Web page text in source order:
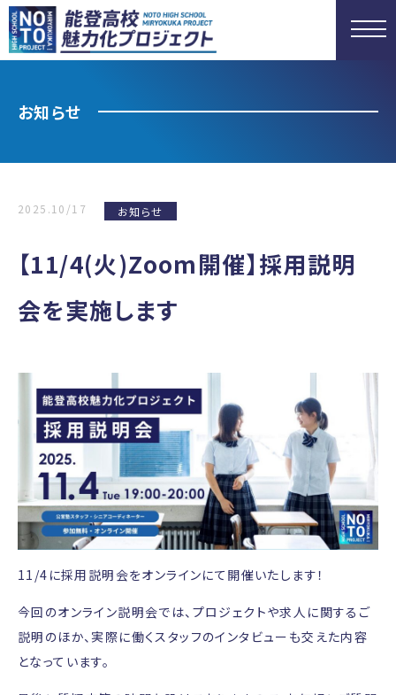
お知らせ
2025.10/17 お知らせ
【11/4(火)Zoom開催】採用説明
会を実施します
11/4に採用説明会をオンラインにて開催いたします！
今回のオンライン説明会では、プロジェクトや求人に関するご
説明のほか、実際に働くスタッフのインタビューも交えた内容
となっています。